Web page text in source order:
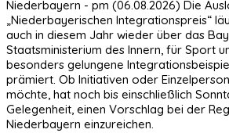
Niederbayern - pm (06.08.2026) Die
„Niederbayerischen Integrationspreis“
auch in diesem Jahr wieder über das
Staatsministerium des Innern, für Sport
besonders gelungene
prämiert. Ob Initiativen oder
möchte, hat noch bis einschließlich
Gelegenheit, einen Vorschlag bei der
Niederbayern einzureichen.